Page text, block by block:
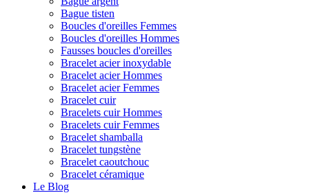
Bague tisten
Boucles d'oreilles Femmes
Boucles d'oreilles Hommes
Fausses boucles d'oreilles
Bracelet acier inoxydable
Bracelet acier Hommes
Bracelet acier Femmes
Bracelet cuir
Bracelets cuir Hommes
Bracelets cuir Femmes
Bracelet shamballa
Bracelet tungstène
Bracelet caoutchouc
Bracelet céramique
Le Blog